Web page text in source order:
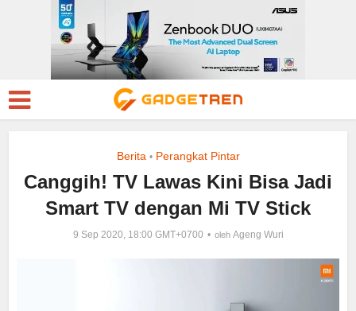
Berita • Perangkat Pintar
Canggih! TV Lawas Kini Bisa Jadi
Smart TV dengan Mi TV Stick
9 Sep 2020, 18:00 GMT+0700 oleh Ageng Wuri